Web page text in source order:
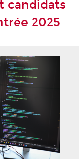
candidats
2025